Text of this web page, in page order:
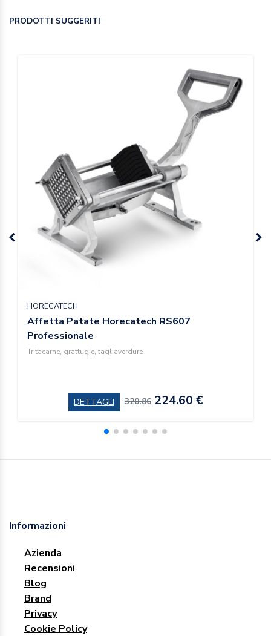
PRODOTTI SUGGERITI
HORECATECH
Affetta Patate Horecatech RS607
Professionale
Tritacarne, grattugie, tagliaverdure
DETTAGLI 320.86 224.60 €
Informazioni
Azienda
Recensioni
Blog
Brand
Privacy
Cookie Policy